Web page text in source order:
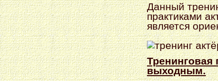
Данный
практиками
является
Тренинговая
выходным.